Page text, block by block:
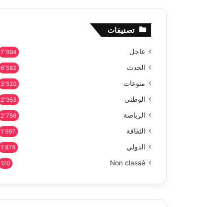
تصنيفات
عاجل 7٬894
الحدث 6٬582
منوعات 3٬520
الوطني 2٬953
الرياضة 2٬756
الثقافة 1٬997
الدولي 1٬878
Non classé
120